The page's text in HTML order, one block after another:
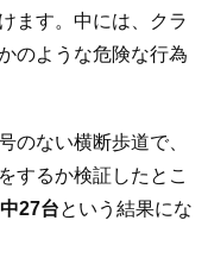
ます。中には、クラ
のような危険な行為
のない横断歩道で、
するか検証したとこ
27台という結果にな